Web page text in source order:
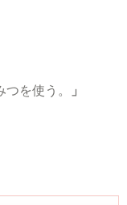
を使う。 」